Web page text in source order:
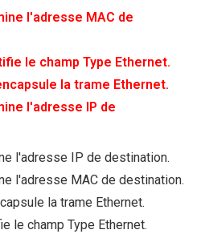
l'adresse MAC de
le champ Type Ethernet.
la trame Ethernet.
l'adresse IP de
l'adresse IP de destination.
l'adresse MAC de destination.
la trame Ethernet.
le champ Type Ethernet.